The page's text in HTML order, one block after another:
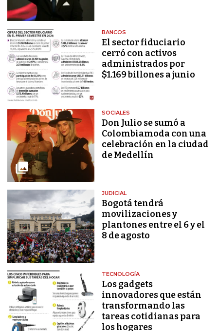
BANCOS
El sector fiduciario
cerró con activos
administrados por
$1.169 billones a junio
SOCIALES
Don Julio se sumó a
Colombiamoda con una
celebración en la ciudad
de Medellín
JUDICIAL
Bogotá tendrá
movilizaciones y
plantones entre el 6 y el
8 de agosto
TECNOLOGÍA
Los gadgets
innovadores que están
transformando las
tareas cotidianas para
los hogares